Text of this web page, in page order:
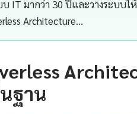
IT มากว่า 30 ปีและวางระบบใ
Architecture…
ฐาน